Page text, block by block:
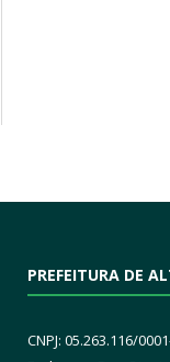
PREFEITURA DE
CNPJ: 05.263.116/